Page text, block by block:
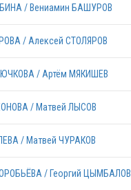
RUS
RUS
RUS
RUS
/ Вениамин БАШУРОВ
/ Алексей СТОЛЯРОВ
/ Артём МЯКИШЕВ
/ Матвей ЛЫСОВ
/ Матвей ЧУРАКОВ
/ Георгий ЦЫМБАЛОВ